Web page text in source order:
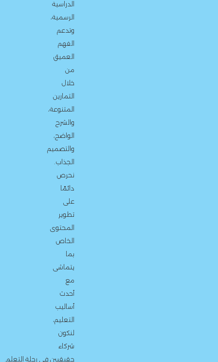
الدراسية
الرسمية،
وتدعم
الفهم
العميق
من
خلال
التمارين
المتنوعة،
والشرح
الواضح،
والتصميم
الجذاب.
نحرص
دائمًا
على
تطوير
المحتوى
الخاص
بما
يتماشى
مع
أحدث
أساليب
التعليم،
لنكون
شركاء
حقيقيين في رحلة التعلم.